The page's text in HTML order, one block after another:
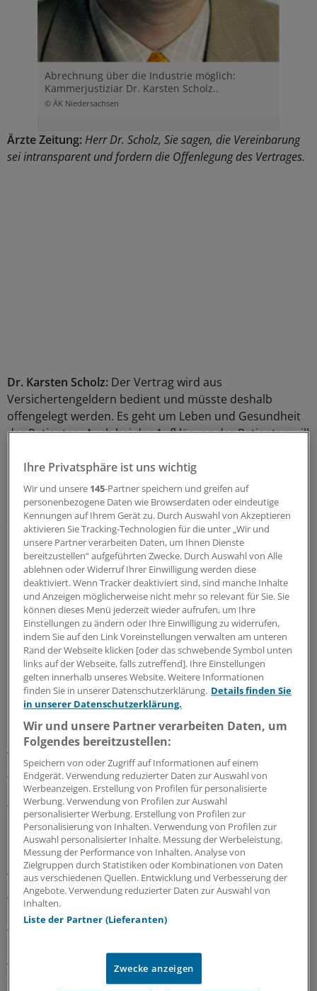
Abrechnung über die Industrie möglich:
Kammerjustiziar Dr. Karsten Scholz..
© ÄK Niedersachsen
Ärzte Zeitung:Herr Dr. Scholz, Sie sagen, die Vereinbarung
sei intransparent und fordern die Offenlegung des Vertrages.
Dr. Karsten Scholz: Der Vertrag wird aus
Versichertengeldern bedient und müsste deshalb
offengelegt werden. Es geht um Leben und Gesundheit
der Patienten. Auch bei der Aufklärung der Patienten will
Patienten ankommt. Es muss dazu eine Stelle geben, die
das Ganze unabhängig bewertet.
Zudem wurde mit dem AMNOG erlaubt, dass die
Pharma-Industrie Vertragspartner in der
Integrationsversorgung sein kann. Mit dem neuen
Infektionsschutzgesetz wurde erlaubt, dass auch bei
Integrationsverträgen die Abrechnung über einen
Partner möglich ist, also etwa über die Pharmaindustrie.
Dass Patientendaten potenziell an die Industrie gehen -
darüber muss man reden und es dem Patienten
deutlich sagen. Das ist eine ganz neue Dimension der
Intransparenz!
Dr. Matthias Walle:Von mir aus könnte man den Vertrag
offenlegen. Er ist kein Teufelswerk, sondern für
Patienten, die sich einschreiben, gut und führt zu einer
Versorgungsverbesserung. Aber ich kann I3G und die
AOK verstehen, dass sie als wettbewerblich aufgestellte
Unternehmen nicht wollen, dass ihr Vertrag öffentlich
wird und dann kopiert wird.
Die Verträge liegen dem Sozialministerium vor. Das gibt
Kontrolle und Sicherheit. Die Datensicherheit wurde
vom Landesdatenschutzbeauftragten bewertet. Für uns
gilt: Die I3G hat nur aggregierte Daten, die keinen
Rückschluss auf Patienten, Verordnungen oder einzelne
Ärzte zulassen.
Ärzte Zeitung:
leiden, die Umstände des Vertrages einschätzen?
Ihre Privatsphäre ist uns wichtig
Wir und unsere 145-Partner speichern und greifen auf
personenbezogene Daten wie Browserdaten oder eindeutige
Kennungen auf Ihrem Gerät zu. Durch Auswahl von Akzeptieren
aktivieren Sie Tracking-Technologien für die unter „Wir und
unsere Partner verarbeiten Daten, um Ihnen Dienste
bereitzustellen“ aufgeführten Zwecke. Durch Auswahl von Alle
ablehnen oder Widerruf Ihrer Einwilligung werden diese
deaktiviert. Wenn Tracker deaktiviert sind, sind manche Inhalte
und Anzeigen möglicherweise nicht mehr so relevant für Sie. Sie
können dieses Menü jederzeit wieder aufrufen, um Ihre
Einstellungen zu ändern oder Ihre Einwilligung zu widerrufen,
indem Sie auf den Link Voreinstellungen verwalten am unteren
Rand der Webseite klicken [oder das schwebende Symbol unten
links auf der Webseite, falls zutreffend]. Ihre Einstellungen
gelten innerhalb unseres Website. Weitere Informationen
finden Sie in unserer Datenschutzerklärung. Details finden Sie
in unserer Datenschutzerklärung.
Wir und unsere Partner verarbeiten Daten, um
Folgendes bereitzustellen:
Speichern von oder Zugriff auf Informationen auf einem
Endgerät. Verwendung reduzierter Daten zur Auswahl von
Werbeanzeigen. Erstellung von Profilen für personalisierte
Werbung. Verwendung von Profilen zur Auswahl
personalisierter Werbung. Erstellung von Profilen zur
Personalisierung von Inhalten. Verwendung von Profilen zur
Auswahl personalisierter Inhalte. Messung der Werbeleistung.
Messung der Performance von Inhalten. Analyse von
Zielgruppen durch Statistiken oder Kombinationen von Daten
aus verschiedenen Quellen. Entwicklung und Verbesserung der
Angebote. Verwendung reduzierter Daten zur Auswahl von
Inhalten.
Liste der Partner (Lieferanten)
Zwecke anzeigen